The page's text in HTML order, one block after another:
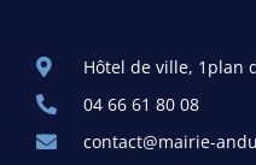
Hôtel de ville, 1plan
04 66 61 80 08
contact@mairie-